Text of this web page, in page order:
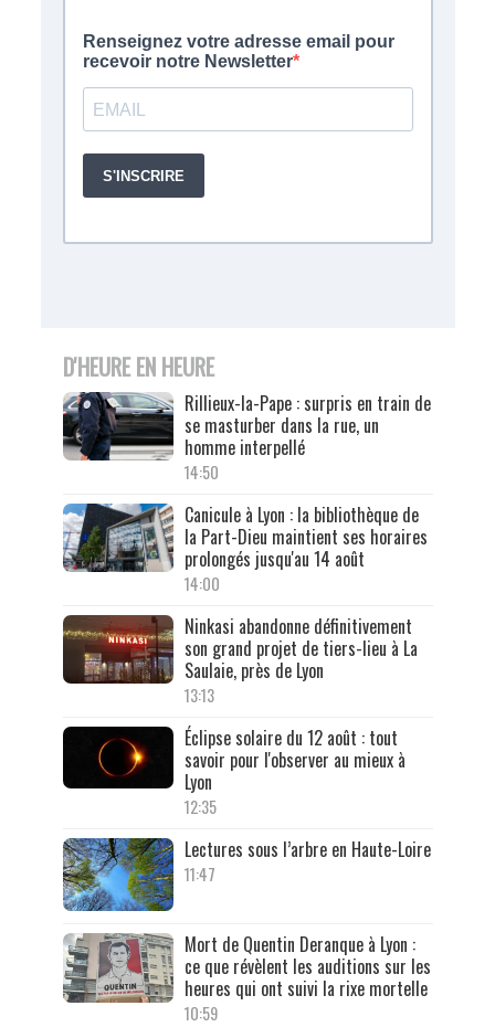
D'HEURE EN HEURE
Rillieux-la-Pape : surpris en train de
se masturber dans la rue, un
homme interpellé
14:50
Canicule à Lyon : la bibliothèque de
la Part-Dieu maintient ses horaires
prolongés jusqu'au 14 août
14:00
Ninkasi abandonne définitivement
son grand projet de tiers-lieu à La
Saulaie, près de Lyon
13:13
Éclipse solaire du 12 août : tout
savoir pour l'observer au mieux à
Lyon
12:35
Lectures sous l’arbre en Haute-Loire
11:47
Mort de Quentin Deranque à Lyon :
ce que révèlent les auditions sur les
heures qui ont suivi la rixe mortelle
10:59